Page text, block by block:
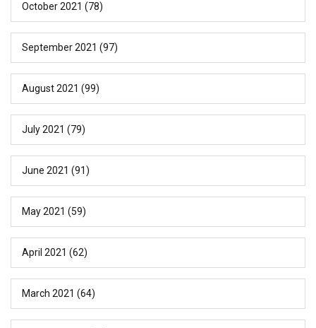
October 2021 (78)
September 2021 (97)
August 2021 (99)
July 2021 (79)
June 2021 (91)
May 2021 (59)
April 2021 (62)
March 2021 (64)